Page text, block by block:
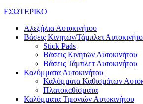
ΕΣΩΤΕΡΙΚΟ
Αλεξήλια Αυτοκινήτου
Βάσεις Κινητών/Τάμπλετ
Stick Pads
Βάσεις Κινητών Αυτοκινήτου
Βάσεις Τάμπλετ Αυτοκινήτου
Καλύμματα Αυτοκινήτου
Καλύμματα Καθισμάτων
Πλατοκαθίσματα
Καλύμματα Τιμονιών Αυτοκινήτου